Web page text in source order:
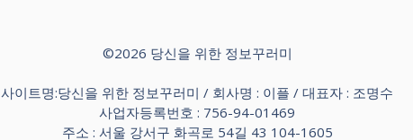
©2026 당신을 위한 정보꾸러미
사이트명:당신을 위한 정보꾸러미 / 회사명 : 이플 / 대표자 : 조명수
사업자등록번호 : 756-94-01469
주소 : 서울 강서구 화곡로 54길 43 104-1605